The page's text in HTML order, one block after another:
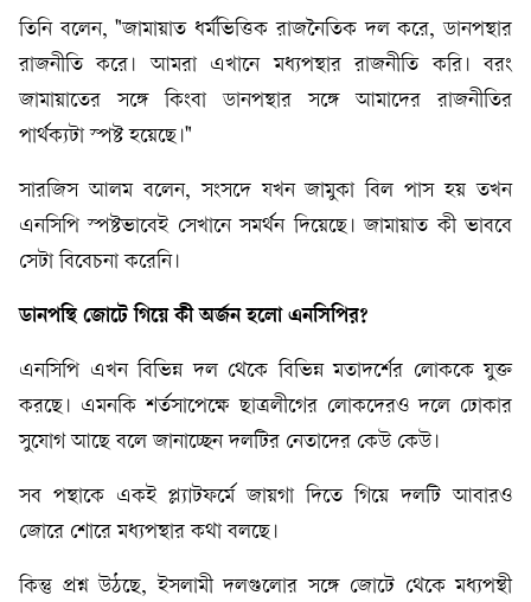
তিনি বলেন, "জামায়াত ধর্মভিত্তিক রাজনৈতিক দল করে, ডানপন্থার
রাজনীতি করে। আমরা এখানে মধ্যপন্থার রাজনীতি করি। বরং
জামায়াতের সঙ্গে কিংবা ডানপন্থার সঙ্গে আমাদের রাজনীতির
পার্থক্যটা স্পষ্ট হয়েছে।"
সারজিস আলম বলেন, সংসদে যখন জামুকা বিল পাস হয় তখন
এনসিপি স্পষ্টভাবেই সেখানে সমর্থন দিয়েছে। জামায়াত কী ভাববে
সেটা বিবেচনা করেনি।
ডানপন্থি জোটে গিয়ে কী অর্জন হলো এনসিপির?
এনসিপি এখন বিভিন্ন দল থেকে বিভিন্ন মতাদর্শের লোককে যুক্ত
করছে। এমনকি শর্তসাপেক্ষে ছাত্রলীগের লোকদেরও দলে ঢোকার
সুযোগ আছে বলে জানাচ্ছেন দলটির নেতাদের কেউ কেউ।
সব পন্থাকে একই প্ল্যাটফর্মে জায়গা দিতে গিয়ে দলটি আবারও
জোরে শোরে মধ্যপন্থার কথা বলছে।
কিন্তু প্রশ্ন উঠছে, ইসলামী দলগুলোর সঙ্গে জোটে থেকে মধ্যপন্থী